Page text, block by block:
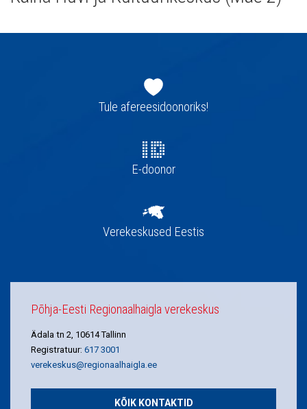
navigatsioonTule afereesidoonoriks!
E-doonor
Verekeskused Eestis
Põhja-Eesti Regionaalhaigla verekeskus
Ädala tn 2, 10614 Tallinn
Registratuur: 617 3001
verekeskus@regionaalhaigla.ee
KÕIK KONTAKTID